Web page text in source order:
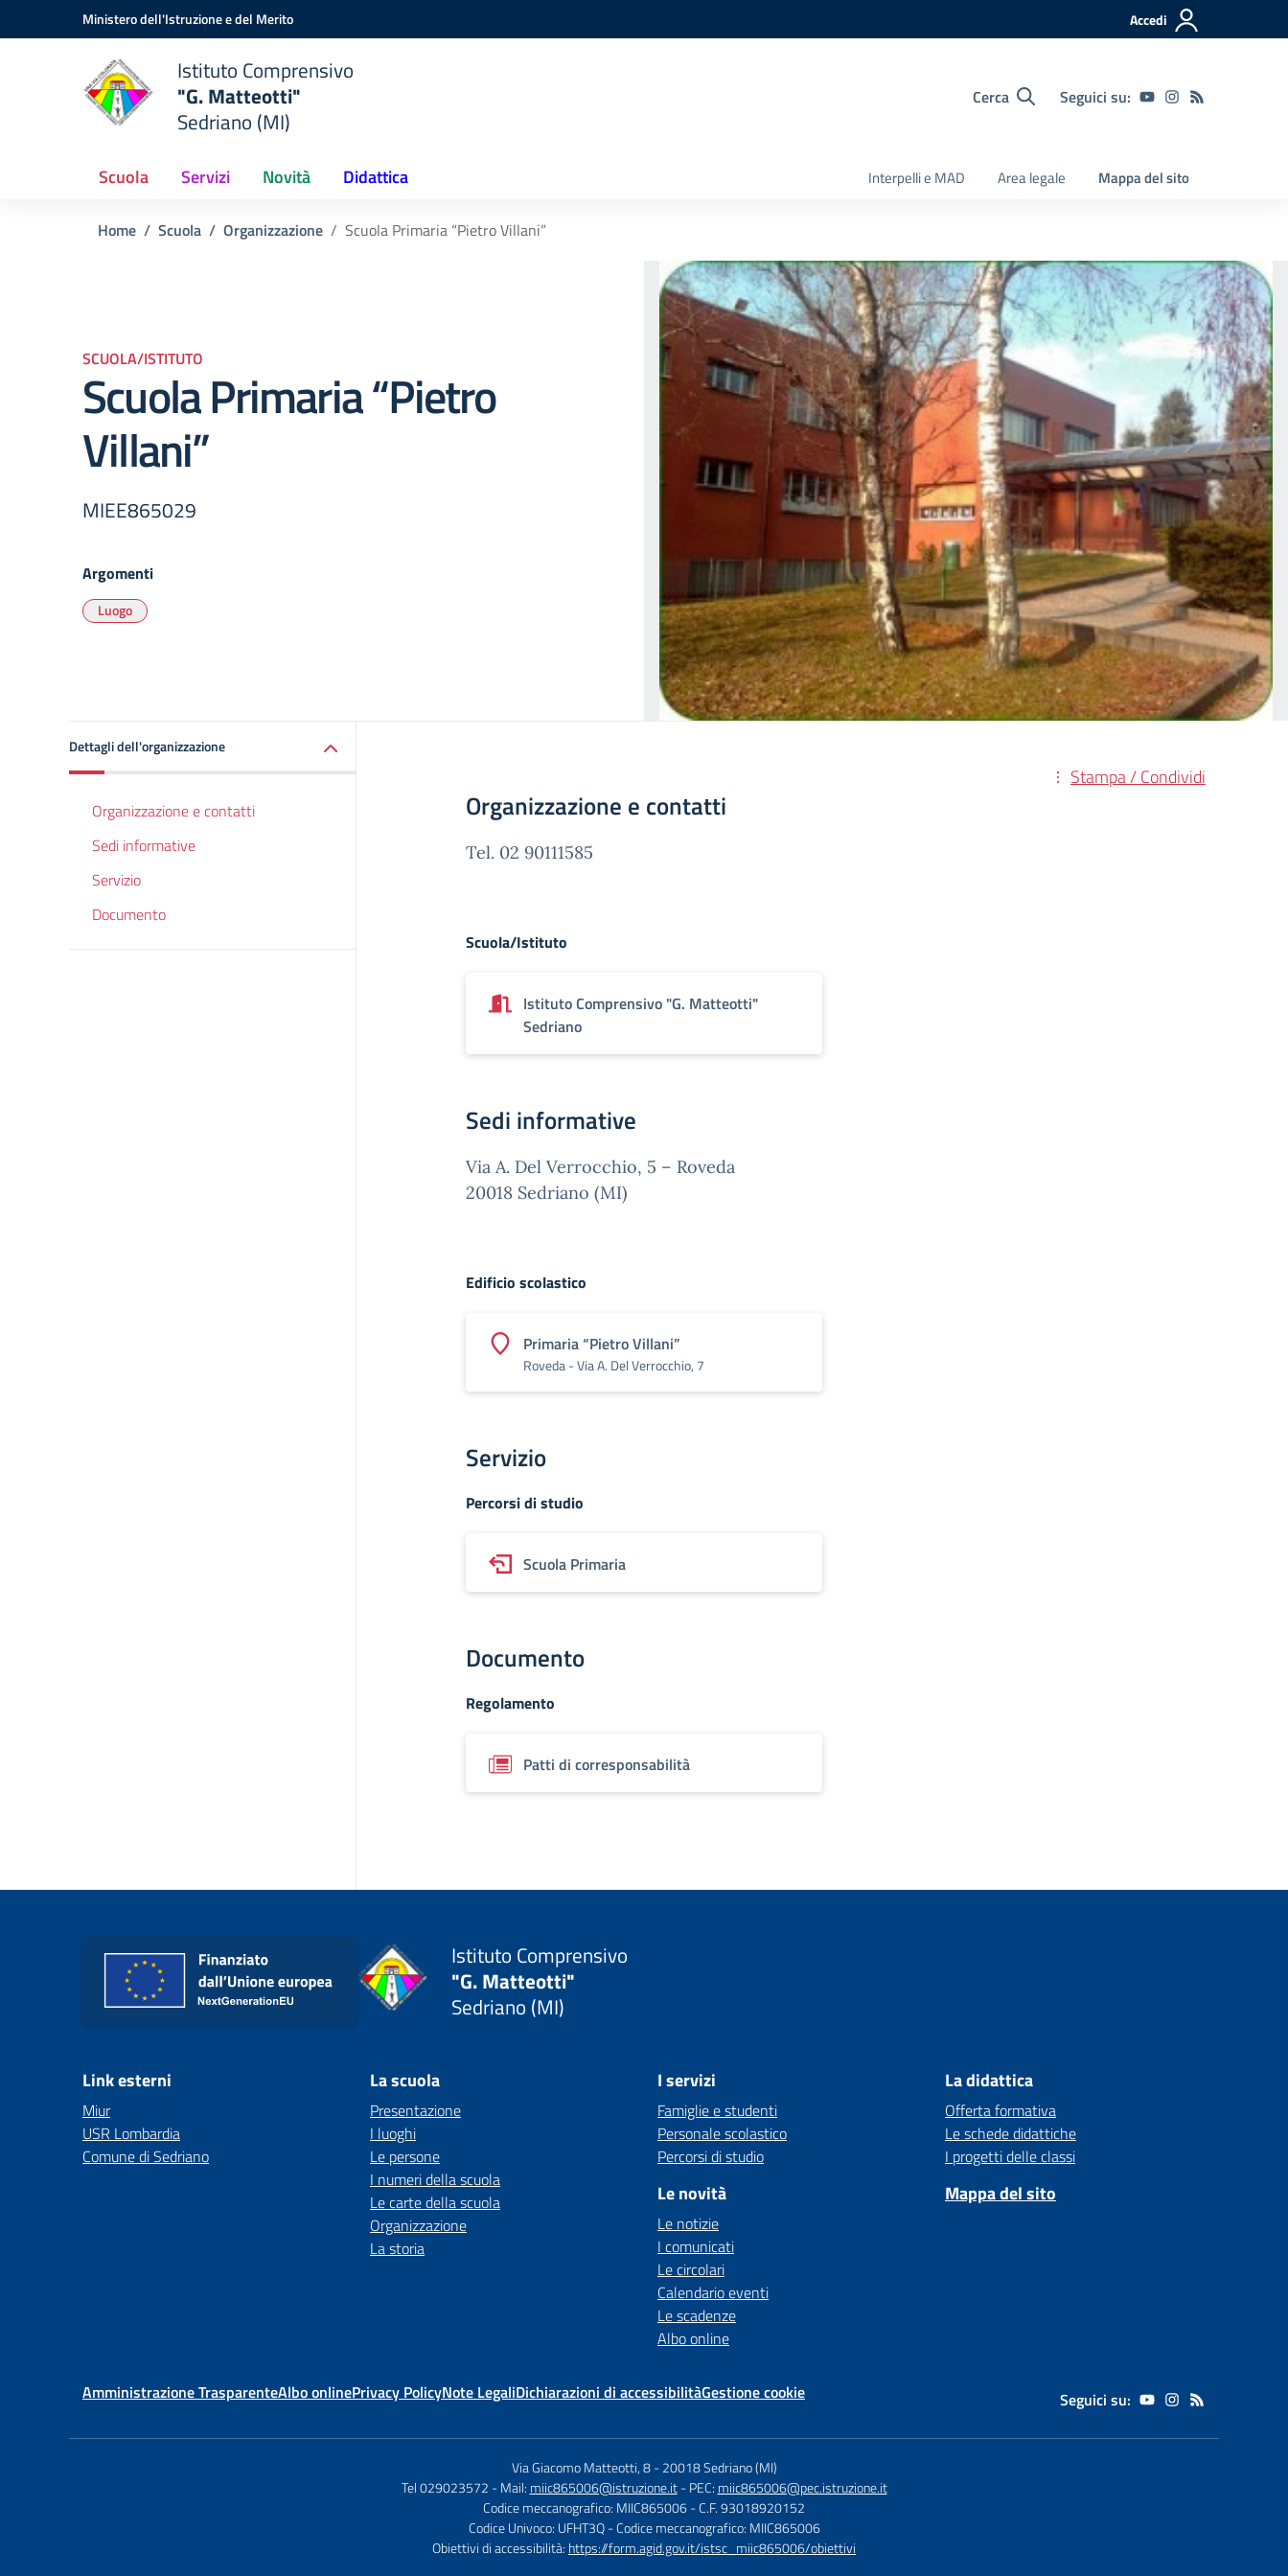
Vai ai contenuti
Vai al menu di navigazioneMinistero dell'Istruzione e del Merito Accedi
Istituto Comprensivo
"G. Matteotti"
Sedriano (MI)
Cerca Seguici su:
Scuola Servizi Novità Didattica Interpelli e MAD Area legale Mappa del sito
Home Scuola Organizzazione Scuola Primaria “Pietro Villani”
SCUOLA/ISTITUTO
Scuola Primaria “Pietro
Villani”
MIEE865029
Argomenti
Luogo
Dettagli dell'organizzazione
Organizzazione e contatti
Sedi informative
Servizio
Documento
Stampa / Condividi
Organizzazione e contatti
Tel. 02 90111585
Scuola/Istituto
Istituto Comprensivo "G. Matteotti"
Sedriano
Sedi informative
Via A. Del Verrocchio, 5 – Roveda
20018 Sedriano (MI)
Edificio scolastico
Primaria “Pietro Villani”
Roveda - Via A. Del Verrocchio, 7
Servizio
Percorsi di studio
Scuola Primaria
Documento
Regolamento
Patti di corresponsabilità
Istituto Comprensivo
"G. Matteotti"
Sedriano (MI)
Link esterni
Miur
USR Lombardia
Comune di Sedriano
La scuola
Presentazione
I luoghi
Le persone
I numeri della scuola
Le carte della scuola
Organizzazione
La storia
I servizi
Famiglie e studenti
Personale scolastico
Percorsi di studio
Le novità
Le notizie
I comunicati
Le circolari
Calendario eventi
Le scadenze
Albo online
La didattica
Offerta formativa
Le schede didattiche
I progetti delle classi
Mappa del sito
Amministrazione TrasparenteAlbo onlinePrivacy PolicyNote LegaliDichiarazioni di accessibilitàGestione cookie Seguici su:
Via Giacomo Matteotti, 8 -20018 Sedriano (MI)
Tel 029023572 - Mail: miic865006@istruzione.it - PEC: miic865006@pec.istruzione.it
Codice meccanografico: MIIC865006- C.F. 93018920152
Codice Univoco: UFHT3Q - Codice meccanografico: MIIC865006
Obiettivi di accessibilità: https://form.agid.gov.it/istsc_miic865006/obiettivi